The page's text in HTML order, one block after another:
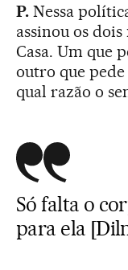
P.Nessa
assinou os
Casa. Um que
outro que
qual razão o
Só falta o
para ela